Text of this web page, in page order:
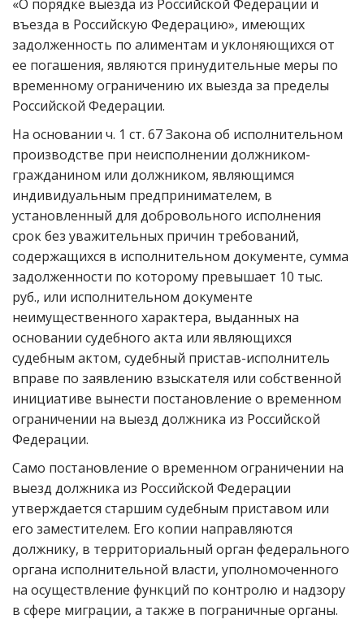
«О порядке выезда из Российской Федерации и
въезда в Российскую Федерацию», имеющих
задолженность по алиментам и уклоняющихся от
ее погашения, являются принудительные меры по
временному ограничению их выезда за пределы
Российской Федерации.
На основании ч. 1 ст. 67 Закона об исполнительном
производстве при неисполнении должником-
гражданином или должником, являющимся
индивидуальным предпринимателем, в
установленный для добровольного исполнения
срок без уважительных причин требований,
содержащихся в исполнительном документе, сумма
задолженности по которому превышает 10 тыс.
руб., или исполнительном документе
неимущественного характера, выданных на
основании судебного акта или являющихся
судебным актом, судебный пристав-исполнитель
вправе по заявлению взыскателя или собственной
инициативе вынести постановление о временном
ограничении на выезд должника из Российской
Федерации.
Само постановление о временном ограничении на
выезд должника из Российской Федерации
утверждается старшим судебным приставом или
его заместителем. Его копии направляются
должнику, в территориальный орган федерального
органа исполнительной власти, уполномоченного
на осуществление функций по контролю и надзору
в сфере миграции, а также в пограничные органы.